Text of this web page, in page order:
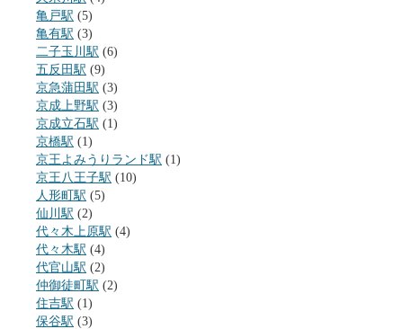
亀戸駅 (5)
亀有駅 (3)
二子玉川駅 (6)
五反田駅 (9)
京急蒲田駅 (3)
京成上野駅 (3)
京成立石駅 (1)
京橋駅 (1)
京王よみうりランド駅 (1)
京王八王子駅 (10)
人形町駅 (5)
仙川駅 (2)
代々木上原駅 (4)
代々木駅 (4)
代官山駅 (2)
仲御徒町駅 (2)
住吉駅 (1)
保谷駅 (3)